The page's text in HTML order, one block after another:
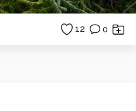
12 0